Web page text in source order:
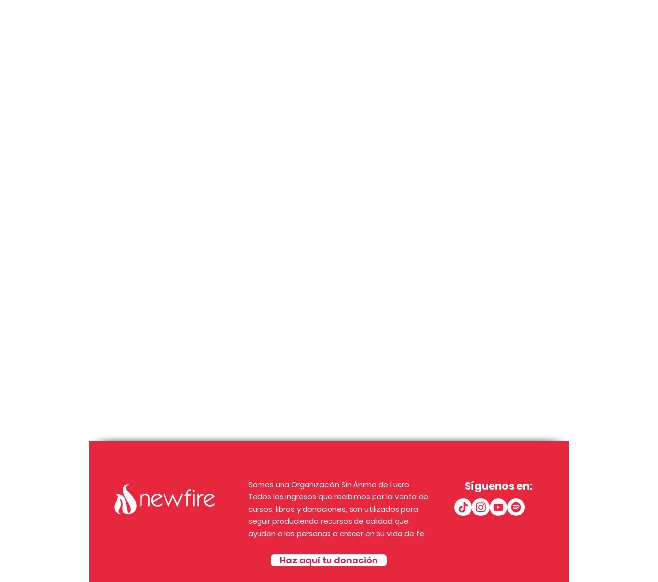
Somos una Organización Sin Ánimo de Lucro.
Todos los ingresos que recibimos por la venta de
cursos, libros y donaciones, son utilizados para
seguir produciendo recursos de calidad que
ayuden a las personas a crecer en su vida de fe.
Síguenos en:
Haz aquí tu donación